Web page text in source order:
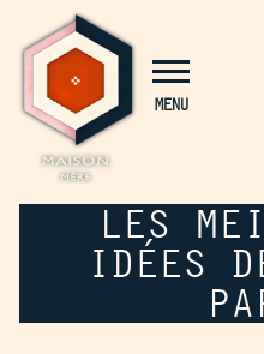
MENU
LES
IDÉES
Panneau de gestion des cookies